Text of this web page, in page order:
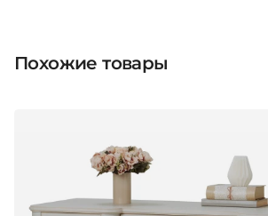
Похожие товары